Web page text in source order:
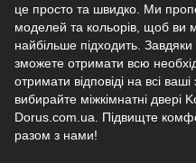
це просто та швидко. Ми
моделей та кольорів, щоб ви
найбільше підходить.
зможете отримати всю
отримати відповіді на всі
вибирайте міжкімнатні двері
Dorus.com.ua. Підвищте
разом з нами!